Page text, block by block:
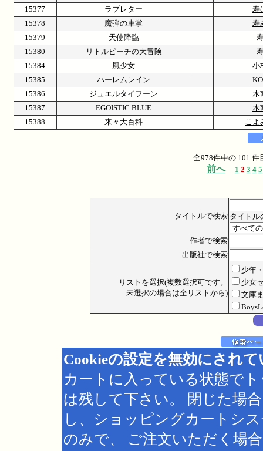
15377
ラブレター
寿
15378
魔弾の車掌
寿
15379
天使降臨
15380
リトルピーチの大冒険
15384
風少女
小
15385
ハーレムレイン
15386
ジュエルタイフーン
木
15387
EGOISTIC BLUE
木
15388
来々大百科 こよ
全978件中の 101 件
前へ 1 2 3 4 5
タイトルで検索 タイトル
作者で検索
出版社で検索
リストを選択(複数選択可です。
未選択の場合は全リストから)
少年
少女
文庫
Cookieの設定を無効にされ
カートに入っている状態で
は残して下さい。 閉じた場
し、ショッピングカートシ
のみで、 ご注文いただく場